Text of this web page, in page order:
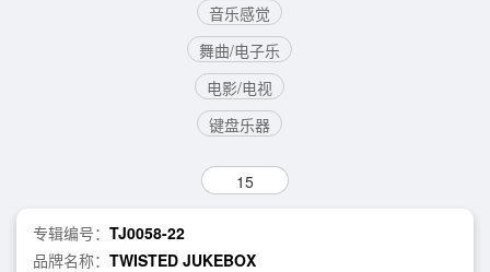
音乐感觉
舞曲/电子乐
电影/电视
键盘乐器
15
专辑编号： TJ0058-22
品牌名称： TWISTED JUKEBOX